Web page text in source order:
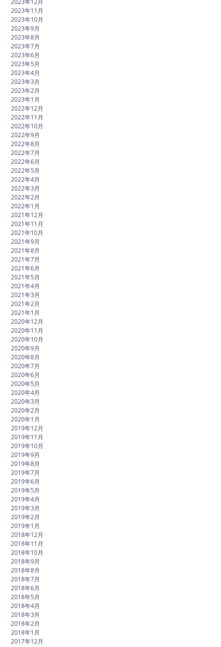
2023年12月
2023年11月
2023年10月
2023年9月
2023年8月
2023年7月
2023年6月
2023年5月
2023年4月
2023年3月
2023年2月
2023年1月
2022年12月
2022年11月
2022年10月
2022年9月
2022年8月
2022年7月
2022年6月
2022年5月
2022年4月
2022年3月
2022年2月
2022年1月
2021年12月
2021年11月
2021年10月
2021年9月
2021年8月
2021年7月
2021年6月
2021年5月
2021年4月
2021年3月
2021年2月
2021年1月
2020年12月
2020年11月
2020年10月
2020年9月
2020年8月
2020年7月
2020年6月
2020年5月
2020年4月
2020年3月
2020年2月
2020年1月
2019年12月
2019年11月
2019年10月
2019年9月
2019年8月
2019年7月
2019年6月
2019年5月
2019年4月
2019年3月
2019年2月
2019年1月
2018年12月
2018年11月
2018年10月
2018年9月
2018年8月
2018年7月
2018年6月
2018年5月
2018年4月
2018年3月
2018年2月
2018年1月
2017年12月